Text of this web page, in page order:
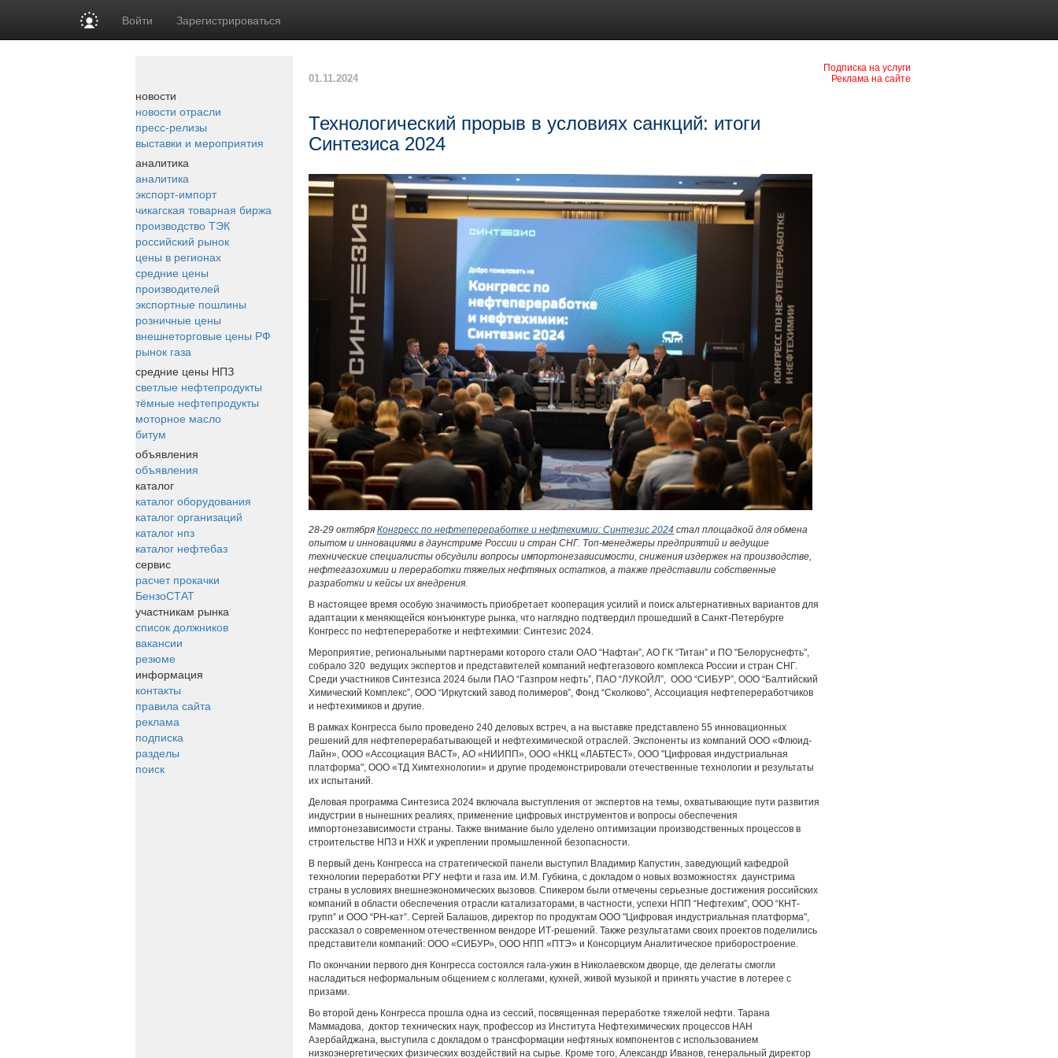
Войти Зарегистрироваться
новости
новости отрасли
пресс-релизы
выставки и мероприятия
аналитика
аналитика
экспорт-импорт
чикагская товарная биржа
производство ТЭК
российский рынок
цены в регионах
средние цены
производителей
экспортные пошлины
розничные цены
внешнеторговые цены РФ
рынок газа
средние цены НПЗ
светлые нефтепродукты
тёмные нефтепродукты
моторное масло
битум
объявления
объявления
каталог
каталог оборудования
каталог организаций
каталог нпз
каталог нефтебаз
сервис
расчет прокачки
БензоСТАТ
участникам рынка
список должников
вакансии
резюме
информация
контакты
правила сайта
реклама
подписка
разделы
поиск
Подписка на услуги
Реклама на сайте
01.11.2024
Технологический прорыв в условиях санкций: итоги
Синтезиса 2024
28-29 октября Конгресс по нефтепереработке и нефтехимии: Синтезис 2024 стал площадкой для обмена
опытом и инновациями в даунстриме России и стран СНГ. Топ-менеджеры предприятий и ведущие
технические специалисты обсудили вопросы импортонезависимости, снижения издержек на производстве,
нефтегазохимии и переработки тяжелых нефтяных остатков, а также представили собственные
разработки и кейсы их внедрения.
В настоящее время особую значимость приобретает кооперация усилий и поиск альтернативных вариантов для
адаптации к меняющейся конъюнктуре рынка, что наглядно подтвердил прошедший в Санкт-Петербурге
Конгресс по нефтепереработке и нефтехимии: Синтезис 2024.
Мероприятие, региональными партнерами которого стали ОАО “Нафтан”, АО ГК “Титан” и ПО "Белоруснефть",
собрало 320 ведущих экспертов и представителей компаний нефтегазового комплекса России и стран СНГ.
Среди участников Синтезиса 2024 были ПАО “Газпром нефть”, ПАО “ЛУКОЙЛ”, ООО “СИБУР”, ООО “Балтийский
Химический Комплекс”, ООО “Иркутский завод полимеров”, Фонд “Сколково”, Ассоциация нефтепереработчиков
и нефтехимиков и другие.
В рамках Конгресса было проведено 240 деловых встреч, а на выставке представлено 55 инновационных
решений для нефтеперерабатывающей и нефтехимической отраслей. Экспоненты из компаний ООО «Флюид-
Лайн», ООО «Ассоциация ВАСТ», АО «НИИПП», ООО «НКЦ «ЛАБТЕСТ», ООО "Цифровая индустриальная
платформа", ООО «ТД Химтехнологии» и другие продемонстрировали отечественные технологии и результаты
их испытаний.
Деловая программа Синтезиса 2024 включала выступления от экспертов на темы, охватывающие пути развития
индустрии в нынешних реалиях, применение цифровых инструментов и вопросы обеспечения
импортонезависимости страны. Также внимание было уделено оптимизации производственных процессов в
строительстве НПЗ и НХК и укреплении промышленной безопасности.
В первый день Конгресса на стратегической панели выступил Владимир Капустин, заведующий кафедрой
технологии переработки РГУ нефти и газа им. И.М. Губкина, с докладом о новых возможностях даунстрима
страны в условиях внешнеэкономических вызовов. Спикером были отмечены серьезные достижения российских
компаний в области обеспечения отрасли катализаторами, в частности, успехи НПП “Нефтехим”, ООО “КНТ-
групп” и ООО “РН-кат”. Сергей Балашов, директор по продуктам ООО "Цифровая индустриальная платформа",
рассказал о современном отечественном вендоре ИТ-решений. Также результатами своих проектов поделились
представители компаний: ООО «СИБУР», ООО НПП «ПТЭ» и Консорциум Аналитическое приборостроение.
По окончании первого дня Конгресса состоялся гала-ужин в Николаевском дворце, где делегаты смогли
насладиться неформальным общением с коллегами, кухней, живой музыкой и принять участие в лотерее с
призами.
Во второй день Конгресса прошла одна из сессий, посвященная переработке тяжелой нефти. Тарана
Маммадова, доктор технических наук, профессор из Института Нефтехимических процессов НАН
Азербайджана, выступила с докладом о трансформации нефтяных компонентов с использованием
низкоэнергетических физических воздействий на сырье. Кроме того, Александр Иванов, генеральный директор